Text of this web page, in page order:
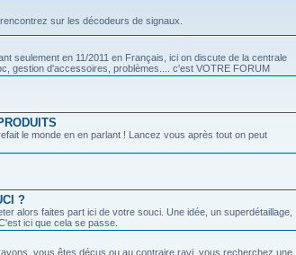
sur les décodeurs de signaux.
seulement en 11/2011 en Français, ici on discute de la centrale
gestion d'accessoires, problèmes.... c'est VOTRE FORUM
le monde en en parlant ! Lancez vous après tout on peut
?
alors faites part ici de votre souci. Une idée, un superdétaillage,
ici que cela se passe.
vous êtes déçus ou au contraire ravi, vous recherchez une